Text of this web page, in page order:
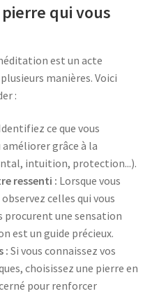
qui vous
est un acte
manières. Voici
:
ce que vous
grâce à la
intuition, protection...).
ressenti : Lorsque vous
celles qui vous
une sensation
est un guide précieux.
: Si vous connaissez vos
choisissez une pierre en
pour renforcer